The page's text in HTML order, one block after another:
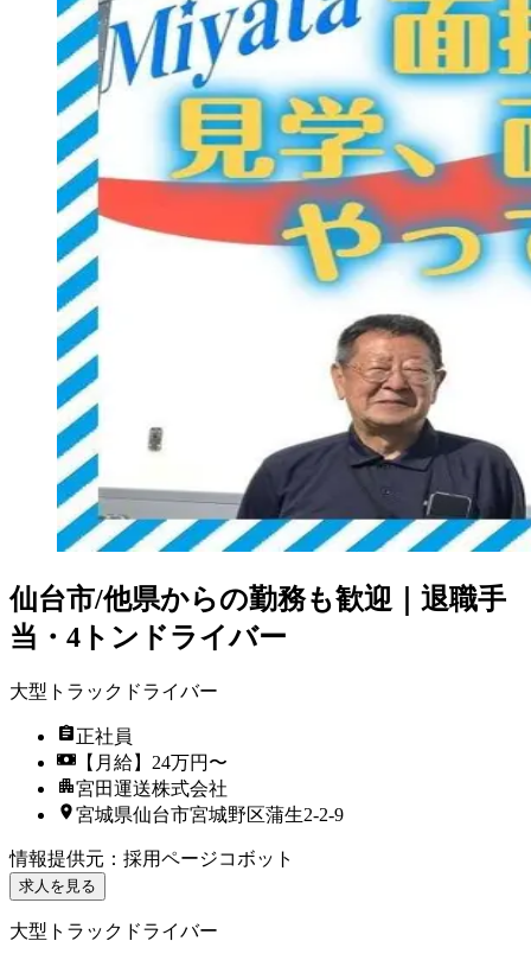
仙台市/他県からの勤務も歓迎｜退職手
当・4トンドライバー
大型トラックドライバー
正社員
【月給】24万円〜
宮田運送株式会社
宮城県仙台市宮城野区蒲生2-2-9
情報提供元 ： 採用ページコボット
求人を見る
大型トラックドライバー